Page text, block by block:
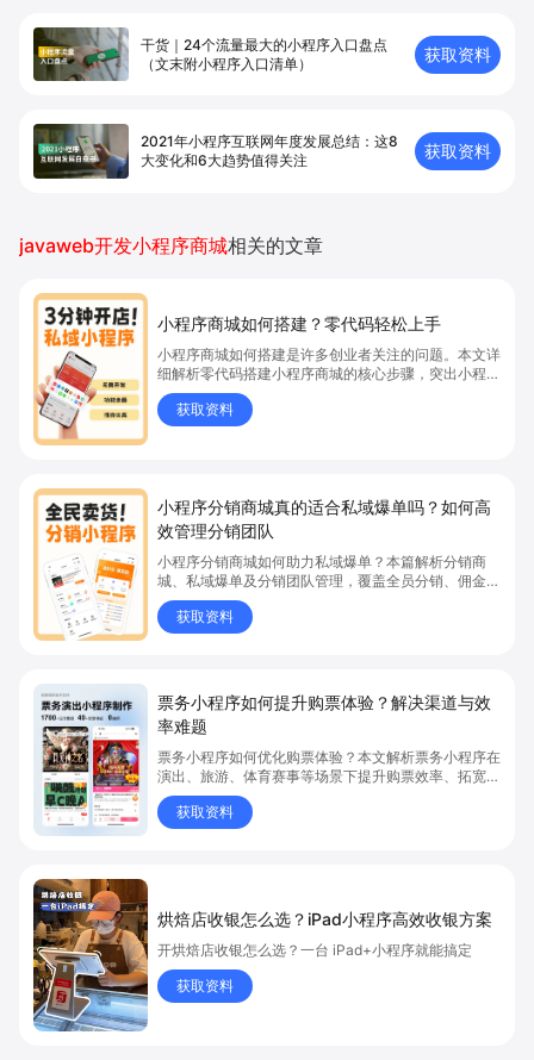
干货｜24个流量最大的小程序入口盘点
（文末附小程序入口清单）
获取资料
2021年小程序互联网年度发展总结：这8
大变化和6大趋势值得关注
获取资料
javaweb开发小程序商城相关的文章
小程序商城如何搭建？零代码轻松上手
小程序商城如何搭建是许多创业者关注的问题。本文详
细解析零代码搭建小程序商城的核心步骤，突出小程序
商城、商城搭建与零代码开店优势，帮助你轻松实现商
品上架、全渠道销售及高效会员运营，快速开启线上卖
货新模式。点击获取详细操作指南！
获取资料
小程序分销商城真的适合私域爆单吗？如何高
效管理分销团队
小程序分销商城如何助力私域爆单？本篇解析分销商
城、私域爆单及分销团队管理，覆盖全员分销、佣金结
算、企微绑定等场景，帮助品牌和商家高效管理分销团
队，实现分销业绩持续增长。立即了解分销商城核心功
能，点击获取私域运营新思路。
获取资料
票务小程序如何提升购票体验？解决渠道与效
率难题
票务小程序如何优化购票体验？本文解析票务小程序在
演出、旅游、体育赛事等场景下提升购票效率、拓宽销
售渠道、实现会员精准营销的具体方式。关键词包括
“票务小程序”、“购票体验”、“购票效率”。
获取资料
烘焙店收银怎么选？iPad小程序高效收银方案
开烘焙店收银怎么选？一台 iPad+小程序就能搞定
获取资料